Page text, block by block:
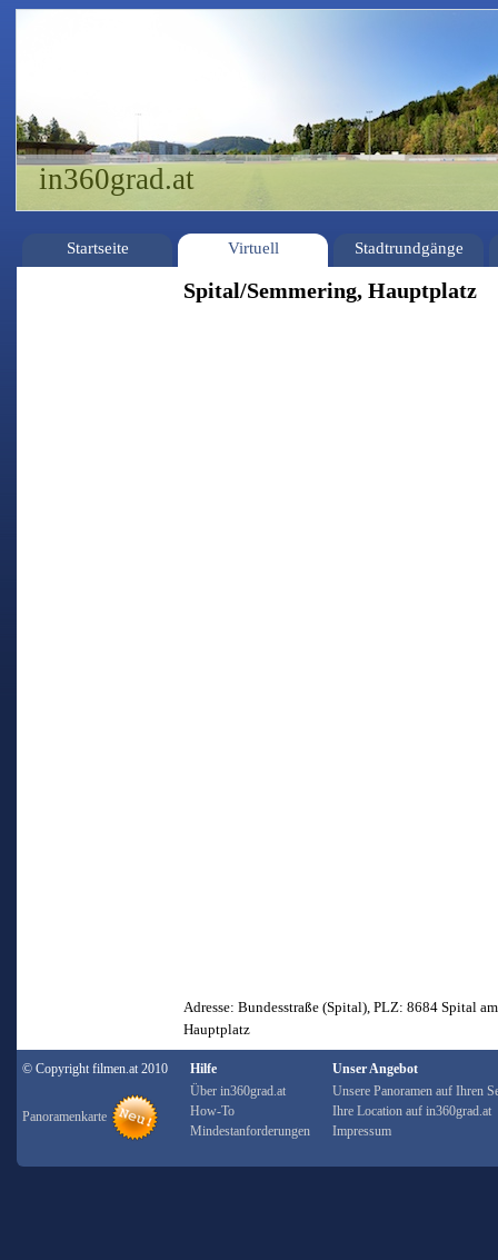
in360grad.at
Startseite Virtuell Stadtrundgänge
Spital/Semmering, Hauptplatz
Adresse: Bundesstraße (Spital), PLZ: 8684 Spital
Hauptplatz
© Copyright filmen.at 2010
Panoramenkarte
Hilfe
Über in360grad.at
How-To
Mindestanforderungen
Unser Angebot
Unsere Panoramen auf Ihren
Ihre Location auf in360grad.at
Impressum